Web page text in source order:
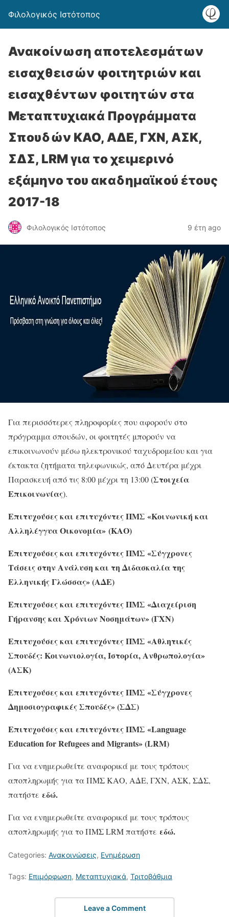
Φιλολογικός Ιστότοπος
Ανακοίνωση αποτελεσμάτων
εισαχθεισών φοιτητριών και
εισαχθέντων φοιτητών στα
Μεταπτυχιακά Προγράμματα
Σπουδών ΚΑΟ, ΑΔΕ, ΓΧΝ, ΑΣΚ,
ΣΔΣ, LRM για το χειμερινό
εξάμηνο του ακαδημαϊκού έτους
2017-18
Φιλολογικός Ιστότοπος 9 έτη ago
Για περισσότερες πληροφορίες που αφορούν στο
πρόγραμμα σπουδών, οι φοιτητές μπορούν να
επικοινωνούν μέσω ηλεκτρονικού ταχυδρομείου και για
έκτακτα ζητήματα τηλεφωνικώς, από Δευτέρα μέχρι
Παρασκευή από τις 8:00 μέχρι τη 13:00 (Στοιχεία
Επικοινωνίας).
Επιτυχούσες και επιτυχόντες ΠΜΣ «Κοινωνική και
Αλληλέγγυα Οικονομία» (ΚΑΟ)
Επιτυχούσες και επιτυχόντες ΠΜΣ «Σύγχρονες
Τάσεις στην Ανάλυση και τη Διδασκαλία της
Ελληνικής Γλώσσας» (ΑΔΕ)
Επιτυχούσες και επιτυχόντες ΠΜΣ «Διαχείριση
Γήρανσης και Χρόνιων Νοσημάτων» (ΓΧΝ)
Επιτυχούσες και επιτυχόντες ΠΜΣ «Αθλητικές
Σπουδές: Κοινωνιολογία, Ιστορία, Ανθρωπολογία»
(ΑΣΚ)
Επιτυχούσες και επιτυχόντες ΠΜΣ «Σύγχρονες
Δημοσιογραφικές Σπουδές» (ΣΔΣ)
Επιτυχούσες και επιτυχόντες ΠΜΣ «Language
Education for Refugees and Migrants» (LRM)
Για να ενημερωθείτε αναφορικά με τους τρόπους
αποπληρωμής για τα ΠΜΣ ΚΑΟ, ΑΔΕ, ΓΧΝ, ΑΣΚ, ΣΔΣ,
πατήστε εδώ.
Για να ενημερωθείτε αναφορικά με τους τρόπους
αποπληρωμής για το ΠΜΣLRMπατήστε εδώ.
Categories: Ανακοινώσεις, Ενημέρωση
Tags: Επιμόρφωση, Μεταπτυχιακά, Τριτοβάθμια
Leave a Comment